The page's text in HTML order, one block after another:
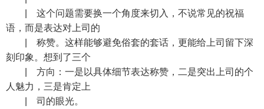
| 这个问题需要换一个角度来切入，不说常见的祝福
语，而是表达对上司的
| 称赞。这样能够避免俗套的套话，更能给上司留下深
刻印象。想到了三个
| 方向：一是以具体细节表达称赞，二是突出上司的个
人魅力，三是肯定上
| 司的眼光。